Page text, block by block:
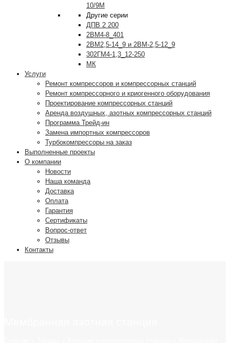
10/9М
Другие серии
ДПВ 2 200
2ВМ4-8_401
2ВМ2,5-14_9 и 2ВМ-2,5-12_9
302ГМ4-1,3_12-250
МК
Услуги
Ремонт компрессоров и компрессорных станций
Ремонт компрессорного и криогенного оборудования
Проектирование компрессорных станций
Аренда воздушных, азотных компрессорных станций
Программа Трейд-ин
Замена импортных компрессоров
Турбокомпрессоры на заказ
Выполненные проекты
О компании
Новости
Наша команда
Доставка
Оплата
Гарантия
Сертификаты
Вопрос-ответ
Отзывы
Контакты